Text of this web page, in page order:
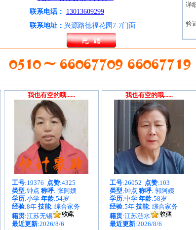
联系电话：
13013609299
联系地址： 兴源路德福花园7-7门面
详
验
我也有空的哦......
工号:19376 点赞:4325
类型:钟点 称呼: 张阿姨
学历:小学 年龄:54岁
经验:8年 技能: 综合家务
籍贯:江苏无锡
最近更新:2026/8/6
我也有空的哦......
工号:26052 点赞:103
类型:钟点 称呼: 郭阿姨
学历:中学 年龄:58岁
经验:5年 技能: 综合家务
籍贯:江苏涟水
最近更新:2026/8/6